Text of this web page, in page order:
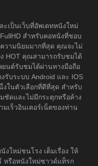
เป็นเว็บที่อัพเดทหนังใหม่
สำหรับคอหนังที่ชอบ
วามนิยมมากที่สุด คุณจะไม่
HOT คุณสามารถรับชมได้
ยนต์รับชมได้ผ่านทางมือถือ
รับระบบ Android และ IOS
งในตัวเลือกที่ดีที่สุด สำหรับ
ดและไม่มีกระตุกหรือค้าง
เร็วอินเตอร์เน็ตของท่าน
ใหม่ชนโรง เต็มเรื่อง ให้
หรือหนังใหม่ซาวด์แท็รก